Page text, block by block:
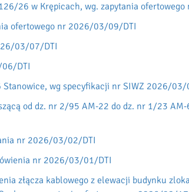
26 w Krępicach, wg. zapytania
ofertowego nr 2026/03/09/DTI
03/07/DTI
DTI
wg specyfikacji nr SIWZ 2026/
od dz. nr 2/95 AM-22 do dz. nr 1/23
nr 2026/03/02/DTI
nr 2026/03/01/DTI
złącza kablowego z elewacji budynku